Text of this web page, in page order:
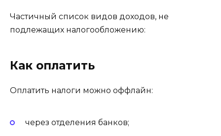
Частичный список видов доходов, не
подлежащих налогообложению:
Как оплатить
Оплатить налоги можно оффлайн:
через отделения банков;